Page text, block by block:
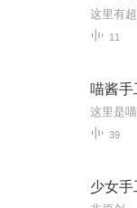
11
喵酱手
39
少女手